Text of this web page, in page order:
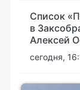
Список
в
Алексей
сегодня,